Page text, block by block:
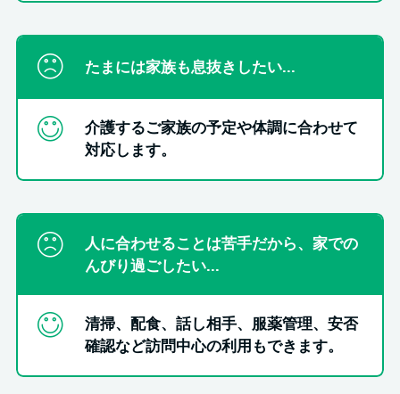
たまには家族も息抜きしたい...
介護するご家族の予定や体調に合わせて
対応します。
人に合わせることは苦手だから、家での
んびり過ごしたい...
清掃、配食、話し相手、服薬管理、安否
確認など訪問中心の利用もできます。